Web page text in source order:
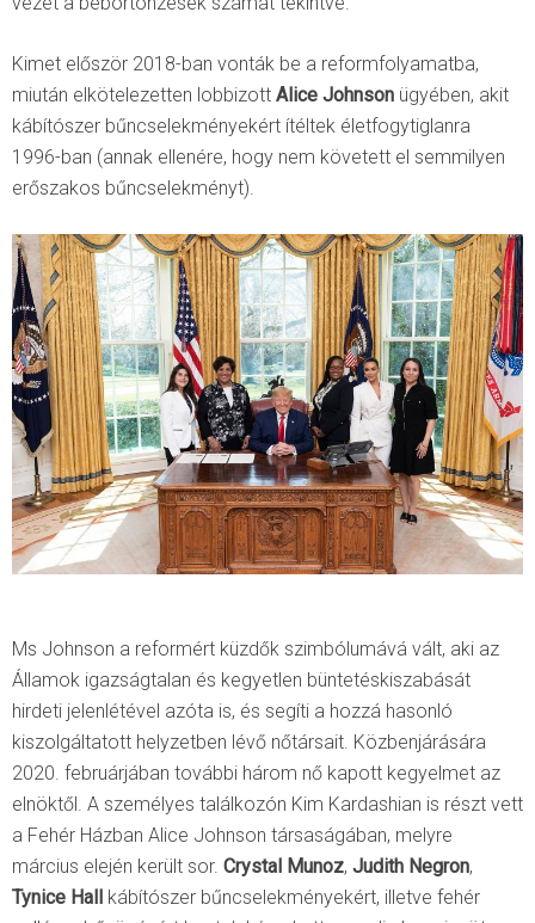
Kimet először 2018-ban vonták be a reformfolyamatba,
miután elkötelezetten lobbizott Alice Johnson ügyében, akit
kábítószer bűncselekményekért ítéltek életfogytiglanra
1996-ban (annak ellenére, hogy nem követett el semmilyen
erőszakos bűncselekményt).
Ms Johnson a reformért küzdők szimbólumává vált, aki az
Államok igazságtalan és kegyetlen büntetéskiszabását
hirdeti jelenlétével azóta is, és segíti a hozzá hasonló
kiszolgáltatott helyzetben lévő nőtársait. Közbenjárására
2020. februárjában további három nő kapott kegyelmet az
elnöktől. A személyes találkozón Kim Kardashian is részt vett
a Fehér Házban Alice Johnson társaságában, melyre
március elején került sor. Crystal Munoz, Judith Negron,
Tynice Hall kábítószer bűncselekményekért, illetve fehér